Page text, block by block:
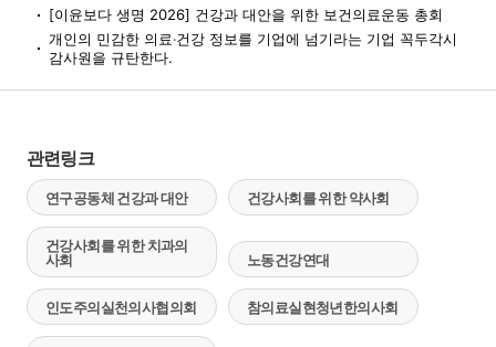
[이윤보다 생명 2026] 건강과 대안을 위한 보건의료운동 총회
개인의 민감한 의료‧건강 정보를 기업에 넘기라는 기업 꼭두각시
감사원을 규탄한다.
관련링크
연구공동체 건강과 대안 건강사회를 위한 약사회
건강사회를 위한 치과의
사회
노동건강연대
인도주의실천의사협의회 참의료실현청년한의사회